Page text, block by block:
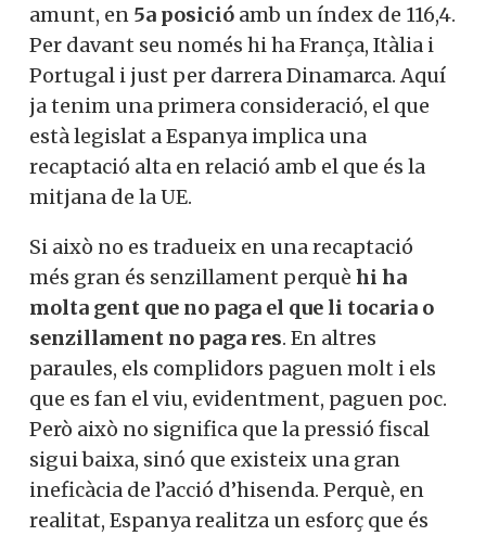
amunt, en 5a posició amb un índex de 116,4.
Per davant seu només hi ha França, Itàlia i
Portugal i just per darrera Dinamarca. Aquí
ja tenim una primera consideració, el que
està legislat a Espanya implica una
recaptació alta en relació amb el que és la
mitjana de la UE.
Si això no es tradueix en una recaptació
més gran és senzillament perquè hi ha
molta gent que no paga el que li tocaria o
senzillament no paga res. En altres
paraules, els complidors paguen molt i els
que es fan el viu, evidentment, paguen poc.
Però això no significa que la pressió fiscal
sigui baixa, sinó que existeix una gran
ineficàcia de l’acció d’hisenda. Perquè, en
realitat, Espanya realitza un esforç que és